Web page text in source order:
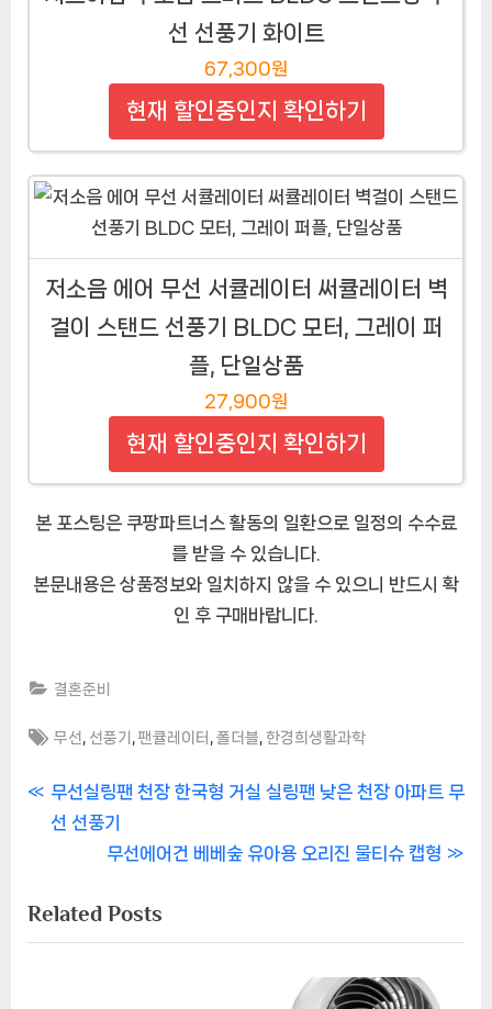
선 선풍기 화이트
67,300원
현재 할인중인지 확인하기
저소음 에어 무선 서큘레이터 써큘레이터 벽
걸이 스탠드 선풍기 BLDC 모터, 그레이 퍼
플, 단일상품
27,900원
현재 할인중인지 확인하기
본 포스팅은 쿠팡파트너스 활동의 일환으로 일정의 수수료
를 받을 수 있습니다.
본문내용은 상품정보와 일치하지 않을 수 있으니 반드시 확
인 후 구매바랍니다.
결혼준비
Tags:
무선 선풍기 ,팬큘레이터 ,폴더블 ,한경희생활과학
글
게
P
r
i
o
무선실링팬 천장 한국형 거실 실링팬 낮은 천장 아파트 무
선 선풍기
N
x
t
무선에어건 베베숲 유아용 오리진 물티슈 캡형
Related Posts